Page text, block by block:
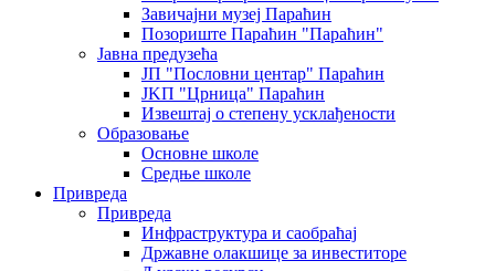
Завичајни музеј Параћин
Позориште Параћин "Параћин"
Јавна предузећа
ЈП "Пословни центар" Параћин
ЈKП "Црница" Параћин
Извештај о степену усклађености
Образовање
Основне школе
Средње школе
Привреда
Привреда
Инфраструктура и саобраћај
Државне олакшице за инвеститоре